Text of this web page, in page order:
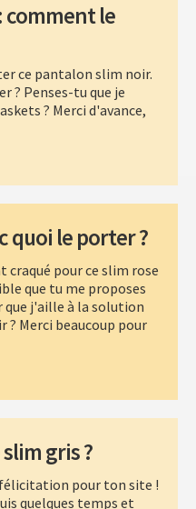
comment le
ce pantalon slim noir.
? Penses-tu que je
? Merci d'avance,
quoi le porter ?
craqué pour ce slim rose
que tu me proposes
que j'aille à la solution
Merci beaucoup pour
gris ?
pour ton site !
quelques temps et